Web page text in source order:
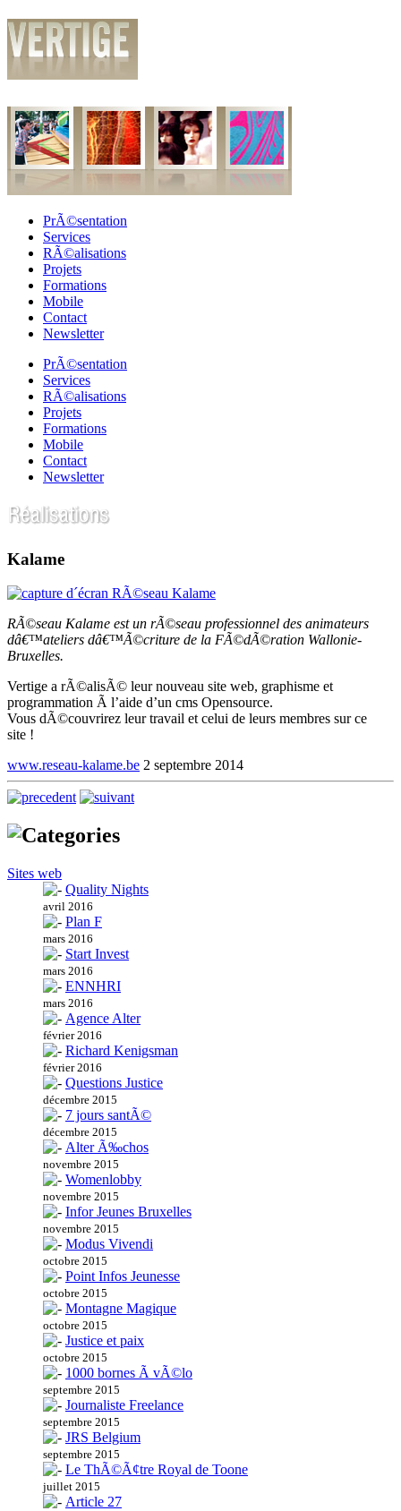
PrÃ©sentation
Services
RÃ©alisations
Projets
Formations
Mobile
Contact
Newsletter
PrÃ©sentation
Services
RÃ©alisations
Projets
Formations
Mobile
Contact
Newsletter
Kalame
RÃ©seau Kalame est un rÃ©seau professionnel des animateurs
dâ€™ateliers dâ€™Ã©criture de la FÃ©dÃ©ration Wallonie-
Bruxelles.
Vertige a rÃ©alisÃ© leur nouveau site web, graphisme et
programmation Ã l’aide d’un cms Opensource.
Vous dÃ©couvrirez leur travail et celui de leurs membres sur ce
site !
www.reseau-kalame.be 2 septembre 2014
Sites web
Quality Nights
avril 2016
Plan F
mars 2016
Start Invest
mars 2016
ENNHRI
mars 2016
Agence Alter
février 2016
Richard Kenigsman
février 2016
Questions Justice
décembre 2015
7 jours santÃ©
décembre 2015
Alter Ã‰chos
novembre 2015
Womenlobby
novembre 2015
Infor Jeunes Bruxelles
novembre 2015
Modus Vivendi
octobre 2015
Point Infos Jeunesse
octobre 2015
Montagne Magique
octobre 2015
Justice et paix
octobre 2015
1000 bornes Ã vÃ©lo
septembre 2015
Journaliste Freelance
septembre 2015
JRS Belgium
septembre 2015
Le ThÃ©Ã¢tre Royal de Toone
juillet 2015
Article 27